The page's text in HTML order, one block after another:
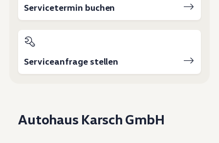
Economy Service
Volkswagen Teile
Zubehör
Entertainment und Elektronik
Individualisieren
Wallbox und Ladekabel
Updates für Software, Karten und Radio
Über Ihr Auto
Servicetermin buchen
Serviceanfrage stellen
Autohaus Karsch GmbH